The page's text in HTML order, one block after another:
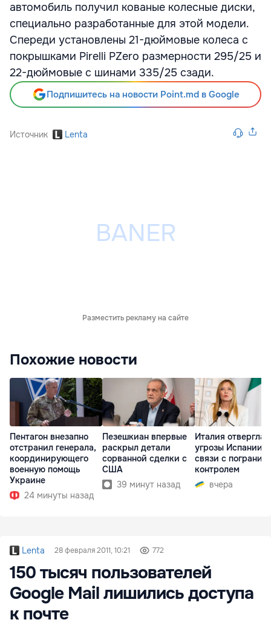
автомобиль получил кованые колесные диски,
специально разработанные для этой модели.
Спереди установлены 21-дюймовые колеса с
покрышками Pirelli PZero размерности 295/25 и
22-дюймовые с шинами 335/25 сзади.
Подпишитесь на новости Point.md в Google
Источник Lenta
Разместить рекламу на сайте
Похожие новости
Пентагон внезапно
отстранил генерала,
координирующего
военную помощь
Украине
24 минуты назад
Пезешкиан впервые
раскрыл детали
сорванной сделки с
США
39 минут назад
Италия отвергла
угрозы Испании в
связи с
контролем
вчера
Lenta 28 февраля 2011, 10:21 772
150 тысяч пользователей
Google Mail лишились доступа
к почте